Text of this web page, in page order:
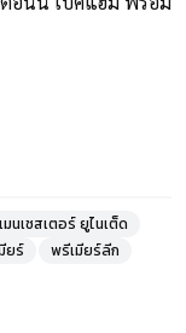
นเชสเตอร์ ยูไนเต็ด
ยร์ พรีเมียร์ลีก